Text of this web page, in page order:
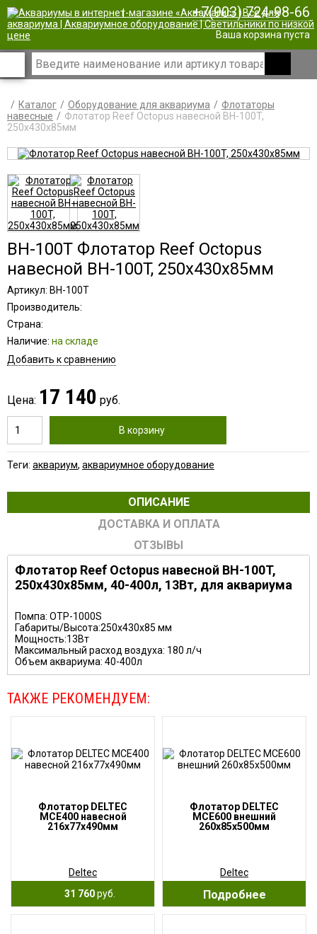
| +7(903) 724-98-66
Ваша корзина пуста
Каталог Оборудование для аквариума
Флотаторы
навесные
Флотатор Reef Octopus навесной BH-100T,
250x430x85мм
BH-100T Флотатор Reef Octopus
навесной BH-100T, 250x430x85мм
Артикул: BH-100T
Производитель:
Страна:
Наличие: на складе
Добавить к сравнению
Цена: 17 140 руб.
В корзину
Теги: аквариум, аквариумное оборудование
ОПИСАНИЕ
ДОСТАВКА И ОПЛАТА
ОТЗЫВЫ
Флотатор Reef Octopus навесной BH-100T,
250x430x85мм, 40-400л, 13Вт, для аквариума
Помпа: OTP-1000S
Габариты/Высота:250x430x85 мм
Мощность:13Вт
Максимальный расход воздуха: 180 л/ч
Объем аквариума: 40-400л
ТАКЖЕ РЕКОМЕНДУЕМ:
Флотатор DELTEC
MCE400 навесной
216х77х490мм
Deltec
31 760руб.
Флотатор DELTEC
MCE600 внешний
260х85х500мм
Deltec
Подробнее